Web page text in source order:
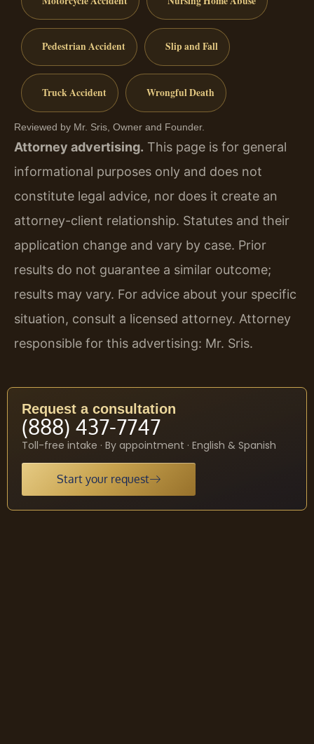
Pedestrian Accident Slip and Fall
Truck Accident Wrongful Death
Reviewed by Mr. Sris, Owner and Founder.
Attorney advertising. This page is for general
informational purposes only and does not
constitute legal advice, nor does it create an
attorney-client relationship. Statutes and their
application change and vary by case. Prior
results do not guarantee a similar outcome;
results may vary. For advice about your specific
situation, consult a licensed attorney. Attorney
responsible for this advertising: Mr. Sris.
Request a consultation
(888) 437-7747
Toll-free intake · By appointment · English & Spanish
Start your request